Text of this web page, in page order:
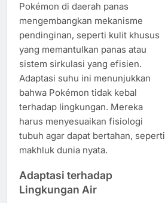
Pokémon di daerah panas
mengembangkan mekanisme
pendinginan, seperti kulit khusus
yang memantulkan panas atau
sistem sirkulasi yang efisien.
Adaptasi suhu ini menunjukkan
bahwa Pokémon tidak kebal
terhadap lingkungan. Mereka
harus menyesuaikan fisiologi
tubuh agar dapat bertahan, seperti
makhluk dunia nyata.
Adaptasi terhadap
Lingkungan Air